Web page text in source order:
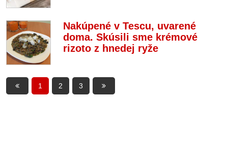
Nakúpené v Tescu, uvarené
doma. Skúsili sme krémové
rizoto z hnedej ryže
1 2 3